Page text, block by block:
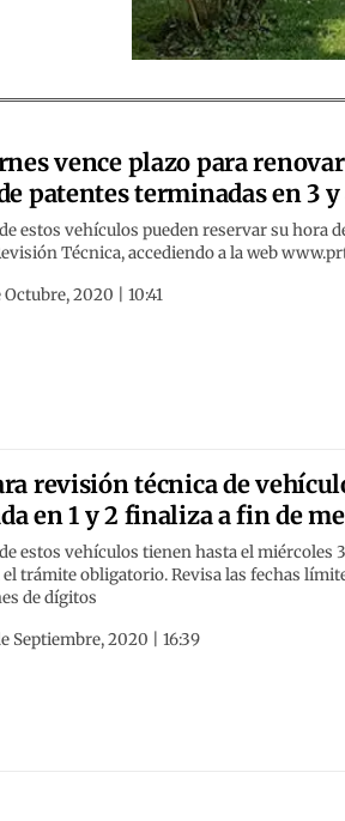
vence plazo para
patentes terminadas en 3 y
estos vehículos pueden reservar su hora
Técnica, accediendo a la web
Octubre, 2020 | 10:41
revisión técnica de
en 1 y 2 finaliza a fin de
estos vehículos tienen hasta el miércoles
trámite obligatorio. Revisa las fechas
de dígitos
Septiembre, 2020 | 16:39